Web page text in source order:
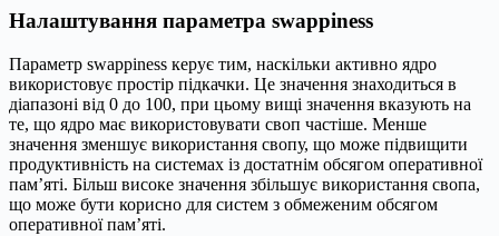
Налаштування параметра swappiness
Параметр swappiness керує тим, наскільки активно ядро
використовує простір підкачки. Це значення знаходиться в
діапазоні від 0 до 100, при цьому вищі значення вказують на
те, що ядро має використовувати своп частіше. Менше
значення зменшує використання свопу, що може підвищити
продуктивність на системах із достатнім обсягом оперативної
пам’яті. Більш високе значення збільшує використання свопа,
що може бути корисно для систем з обмеженим обсягом
оперативної пам’яті.